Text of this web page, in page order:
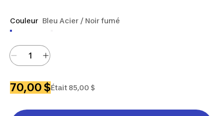
Couleur Bleu Acier / Noir fumé
70,00 $Était 85,00 $